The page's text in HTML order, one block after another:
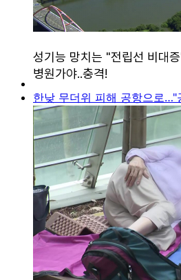
한낮 무더위 피해 공항으로…"